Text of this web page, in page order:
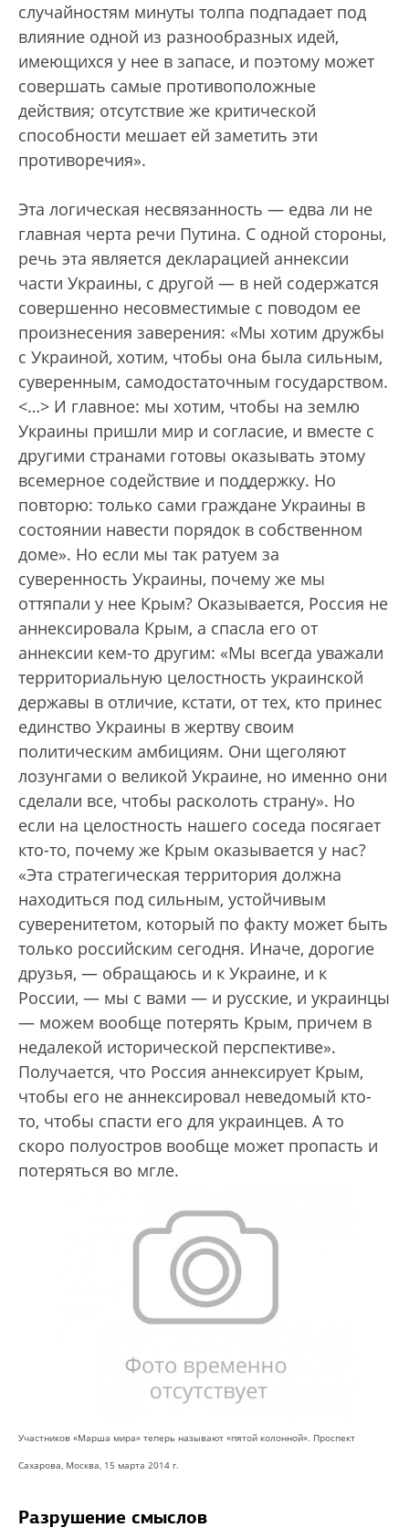
случайностям минуты толпа подпадает под
влияние одной из разнообразных идей,
имеющихся у нее в запасе, и поэтому может
совершать самые противоположные
действия; отсутствие же критической
способности мешает ей заметить эти
противоречия».
Эта логическая несвязанность — едва ли не
главная черта речи Путина. С одной стороны,
речь эта является декларацией аннексии
части Украины, с другой — в ней содержатся
совершенно несовместимые с поводом ее
произнесения заверения: «Мы хотим дружбы
с Украиной, хотим, чтобы она была сильным,
суверенным, самодостаточным государством.
<…> И главное: мы хотим, чтобы на землю
Украины пришли мир и согласие, и вместе с
другими странами готовы оказывать этому
всемерное содействие и поддержку. Но
повторю: только сами граждане Украины в
состоянии навести порядок в собственном
доме». Но если мы так ратуем за
суверенность Украины, почему же мы
оттяпали у нее Крым? Оказывается, Россия не
аннексировала Крым, а спасла его от
аннексии кем-то другим: «Мы всегда уважали
территориальную целостность украинской
державы в отличие, кстати, от тех, кто принес
единство Украины в жертву своим
политическим амбициям. Они щеголяют
лозунгами о великой Украине, но именно они
сделали все, чтобы расколоть страну». Но
если на целостность нашего соседа посягает
кто-то, почему же Крым оказывается у нас?
«Эта стратегическая территория должна
находиться под сильным, устойчивым
суверенитетом, который по факту может быть
только российским сегодня. Иначе, дорогие
друзья, — обращаюсь и к Украине, и к
России, — мы с вами — и русские, и украинцы
— можем вообще потерять Крым, причем в
недалекой исторической перспективе».
Получается, что Россия аннексирует Крым,
чтобы его не аннексировал неведомый кто-
то, чтобы спасти его для украинцев. А то
скоро полуостров вообще может пропасть и
потеряться во мгле.
Участников «Марша мира» теперь называют «пятой колонной». Проспект
Сахарова, Москва, 15 марта 2014 г.
Разрушение смыслов